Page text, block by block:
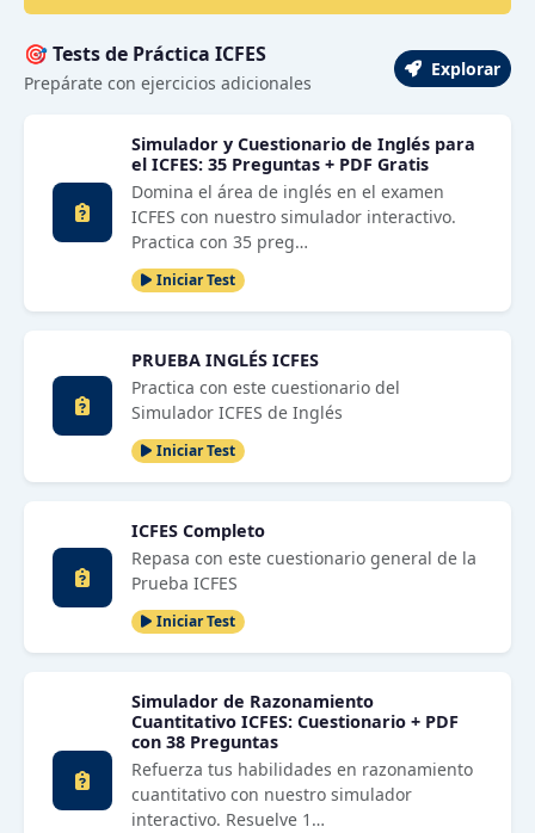
🎯 Tests de Práctica ICFES
Prepárate con ejercicios adicionales
Explorar
Simulador y Cuestionario de Inglés para
el ICFES: 35 Preguntas + PDF Gratis
Domina el área de inglés en el examen
ICFES con nuestro simulador interactivo.
Practica con 35 preg…
Iniciar Test
PRUEBA INGLÉS ICFES
Practica con este cuestionario del
Simulador ICFES de Inglés
Iniciar Test
ICFES Completo
Repasa con este cuestionario general de la
Prueba ICFES
Iniciar Test
Simulador de Razonamiento
Cuantitativo ICFES: Cuestionario + PDF
con 38 Preguntas
Refuerza tus habilidades en razonamiento
cuantitativo con nuestro simulador
interactivo. Resuelve 1…